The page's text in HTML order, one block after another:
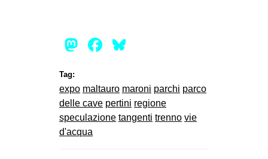
Mastodon
Facebook
Tag:
expo maltauro maroni parchi parco
delle cave pertini regione
speculazione tangenti trenno vie
d'acqua